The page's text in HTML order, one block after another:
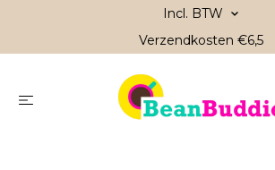
Incl. BTW
Verzendkosten €6,5